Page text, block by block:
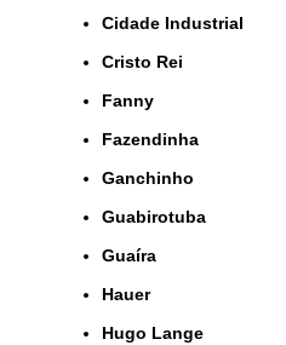
Cidade Industrial
Cristo Rei
Fanny
Fazendinha
Ganchinho
Guabirotuba
Guaíra
Hauer
Hugo Lange